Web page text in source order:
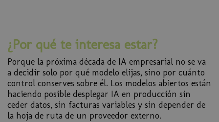
¿Por qué te interesa estar?
Porque la próxima década de IA empresarial no se va
a decidir solo por qué modelo elijas, sino por cuánto
control conserves sobre él. Los modelos abiertos están
haciendo posible desplegar IA en producción sin
ceder datos, sin facturas variables y sin depender de
la hoja de ruta de un proveedor externo.